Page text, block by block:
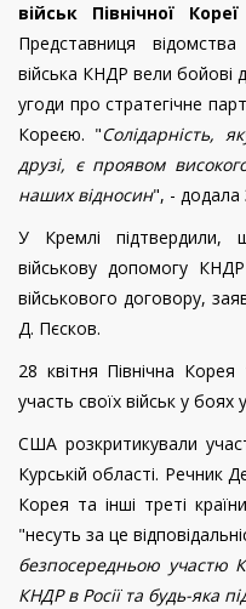
військ Північної
Представниця
війська КНДР вели бойові
угоди про стратегічне
Кореєю. "Солідарність,
друзі, є проявом
наших відносин", - додала
У Кремлі
військову допомогу
військового договору,
Д. Пєсков.
28 квітня Північна
участь своїх військ у боях
США розкритикували
Курській області. Речник
Корея та інші треті
"несуть за це
безпосередньою участю
КНДР в Росії та будь-яка